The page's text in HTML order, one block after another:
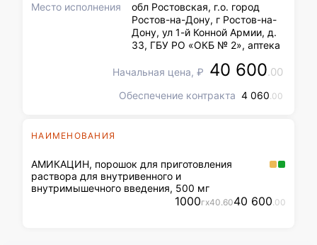
Место исполнения
обл Ростовская, г.о. город
Ростов-на-Дону, г Ростов-на-
Дону, ул 1-й Конной Армии, д.
33, ГБУ РО «ОКБ № 2», аптека
Начальная цена, ₽ 40 600.00
Обеспечение контракта 4 060.00
НАИМЕНОВАНИЯ
АМИКАЦИН, порошок для приготовления
раствора для внутривенного и
внутримышечного введения, 500 мг
1000гx40.6040 600.00